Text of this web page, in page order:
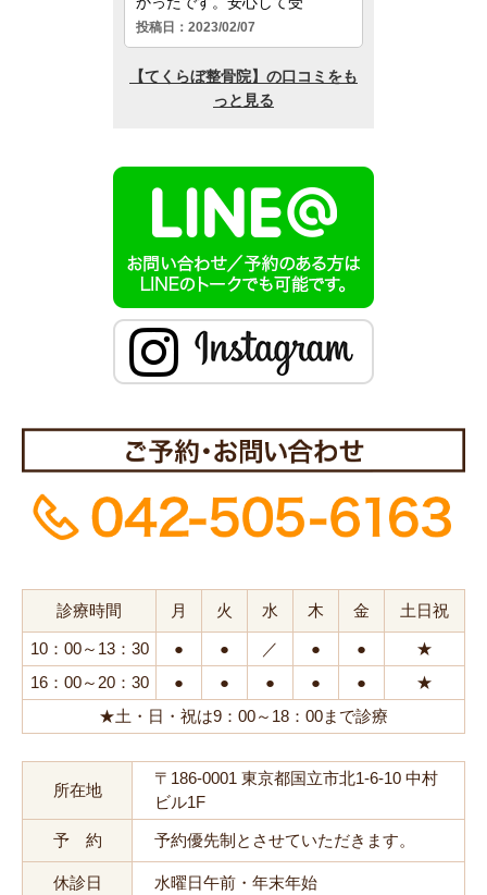
診療時間 月 火 水 木 金 土日祝
10：00～13：30 ● ● ／ ● ●
★
16：00～20：30
● ● ● ● ●
★
★土・日・祝は9：00～18：00まで診療
所在地
〒186-0001 東京都国立市北1-6-10 中村
ビル1F
予 約 予約優先制とさせていただきます。
休診日 水曜日午前・年末年始